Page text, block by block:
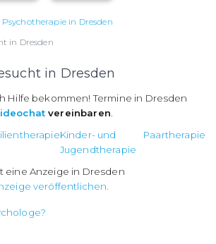
Psychotherapie in Dresden
in Dresden
in Dresden
Hilfe bekommen! Termine in Dresden
vereinbaren
Kinder- und
Jugendtherapie
Paartherapie
eine Anzeige in Dresden
veröffentlichen.